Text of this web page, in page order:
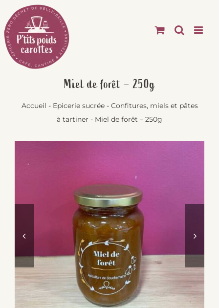
Passer
au
contenu
Miel de forêt – 250g
Accueil - Epicerie sucrée- Confitures, miels et pâtes
à tartiner - Miel de forêt – 250g